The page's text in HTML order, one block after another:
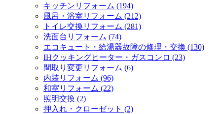
キッチンリフォーム (194)
風呂・浴室リフォーム (212)
トイレ交換リフォーム (281)
洗面台リフォーム (74)
エコキュート・給湯器故障の修理・交換 (130)
IHクッキングヒーター・ガスコンロ (23)
間取り変更リフォーム (6)
内装リフォーム (96)
和室リフォーム (22)
照明交換 (2)
押入れ・クローゼット (2)